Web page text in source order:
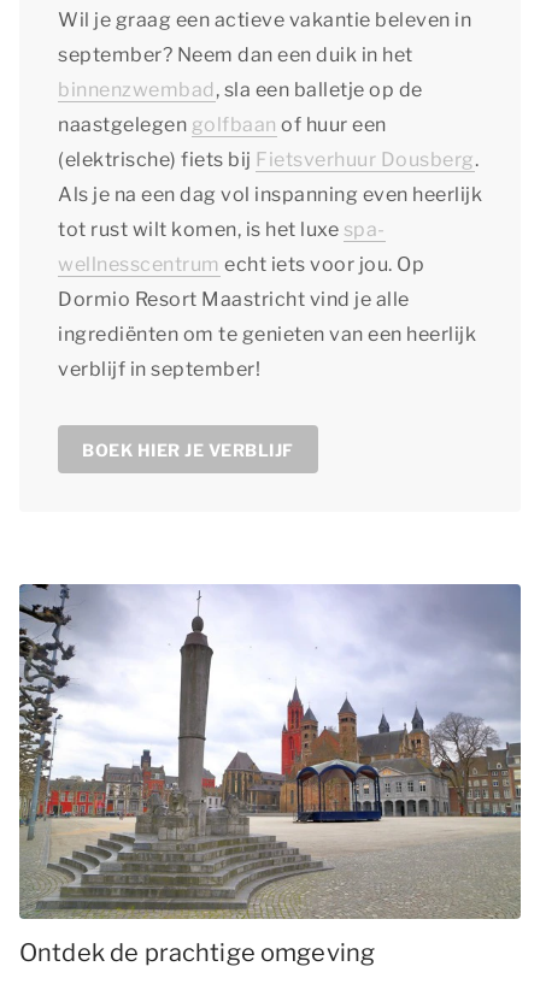
Wil je graag een actieve vakantie beleven in
september? Neem dan een duik in het
binnenzwembad , sla een balletje op de
naastgelegen golfbaan of huur een
(elektrische) fiets bij Fietsverhuur Dousberg.
Als je na een dag vol inspanning even heerlijk
tot rust wilt komen, is het luxe spa-
wellnesscentrum echt iets voor jou. Op
Dormio Resort Maastricht vind je alle
ingrediënten om te genieten van een heerlijk
verblijf in september!
BOEK HIER JE VERBLIJF
Ontdek de prachtige omgeving